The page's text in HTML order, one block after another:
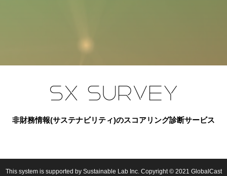
非財務情報(サステナビリティ)のスコアリング診断サービス
This system is supported by Sustainable Lab Inc. Copyright © 2021 GlobalCast